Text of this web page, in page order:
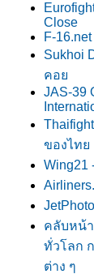
Close
F-
Sukhoi
คอ
JAS-39
ของไท
คลับหน้า
ทั่วโลก
ต่าง ๆ